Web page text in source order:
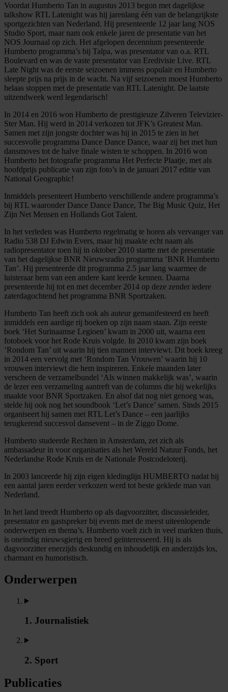
Voordat Humberto Tan in augustus 2013 begon met dagelijkse
talkshow RTL Latenight was hij jarenlang één van de belangrijkste
sportgezichten van Nederland. Hij presenteerde 12 jaar lang NOS
Studio Sport, maar nam ook enkele jaren de presentatie van het
NOS Journaal op zich. Het afgelopen decennium presenteerde
Humberto programma’s bij Talpa, was presentator van o.a. RTL
Boulevard en was de vaste presentator van Eredivisie Live. RTL
Late Night was de eerste seizoenen immens populair en Humberto
sleepte prijs na prijs in de wacht. Na vijf seizoenen moest Humberto
helaas stoppen met de presentatie van RTL Latenight. De laatste
uitzendweek werd legendarisch!
In 2014 en 2016 won Humberto de prestigieuze Zilveren Televizier-
Ster Man. Hij werd in 2014 verkozen tot JFK’s Greatest Man.
Samen met zijn jongste dochter was hij in 2015 te zien in het
succesvolle programma Dance Dance Dance, waar zij het met hun
dansmoves tot de halve finale wisten te schoppen. In 2016 won
Humberto het fotografie programma Het Perfecte Plaatje, met als
hoofdprijs publicatie van zijn foto’s in de januari 2017 editie van
National Geographic!
Inmiddels presenteert Humberto verschillende andere programma’s
bij RTL waaronder Dance Dance Dance, The Big Music Quiz, Het
Zijn Net Mensen en Hollands Got Talent.
In het verleden was Humberto regelmatig te horen als vervanger van
Radio 538 DJ Edwin Evers, maar hij maakte echt naam als
radiopresentator toen hij in oktober 2010 startte met de presentatie
van het dagelijkse BNR Nieuwsradio programma ‘BNR Humberto
Tan’. Hij presenteerde dit programma 2.5 jaar lang waarmee de
luisteraar hem van een andere kant leerde kennen. Daarna
presenteerde hij tot en met december 2014 op deze zender iedere
zaterdagochtend het programma BNR Sportzaken.
Humberto Tan heeft zich ook als auteur gemanifesteerd en heeft
inmiddels een aardige rij boeken op zijn naam staan. Zijn eerste
boek ‘Het Surinaamse Legioen’ kwam in 2000 uit, waarna een
fotoboek voor het Rode Kruis volgde. In 2010 kwam zijn boek
‘Rondom Tan’ uit waarin hij tien mannen interviewt. Dit boek kreeg
in 2014 een vervolg met ‘Rondom Tan Vrouwen’ waarin hij 10
vrouwen interviewt die hem inspireren. Enkele maanden later
verscheen de verzamelbundel ‘Als winnen makkelijk was’, waarin
de lezer een verzameling aantreft van de columns die hij wekelijks
maakte voor BNR Sportzaken. En alsof dat nog niet genoeg was,
stelde hij ook nog het soundbook ‘Let’s Dance’ samen. Sinds 2015
organiseert hij samen met RTL Let’s Dance – een jaarlijks
terugkerend succesvol dansevent – in de Ziggo Dome.
Humberto studeerde Rechten in Amsterdam, zet zich als
ambassadeur in voor organisaties als het Wereld Natuur Fonds, het
Nederlandse Rode Kruis en de Nationale Postcodeloterij.
In 2003 lanceerde hij zijn eigen kledinglijn HUMBERTO nadat hij
een aantal jaren eerder verkozen werd tot beste geklede man van
Nederland.
In het land treedt Humberto op als dagvoorzitter, discussieleider,
presentator en gastspreker bij events met de meest uiteenlopende
onderwerpen en thema’s. Humberto voelt zich in veel markten thuis,
is oneindig nieuwsgierig en breed geïnteresseerd. Hij is als
dagvoorzitter enerzijds deskundig en inhoudelijk en anderzijds los,
charmant en humoristisch.
Onderwerpen
1. Journalistiek
2. Sport
Publicaties